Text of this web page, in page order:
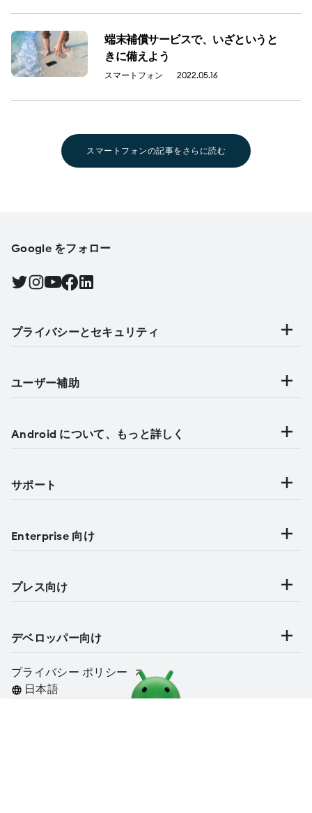
端末補償サービスで、いざというと
きに備えよう
スマートフォン 2022.05.16
スマートフォンの記事をさらに読む
Google をフォロー
Twitter で Android をフォローする, 新しいタブで開く
Instagram で Android をフォローする, 新しいタブで開く
YouTube で Android をフォローする, 新しいタブで開く
Facebook で Android をフォローする, 新しいタブで開く
Find Android on LinkedIn, 新しいタブで開く
プライバシーとセキュリティ
ユーザー補助
Android について、もっと詳しく
サポート
Enterprise 向け
プレス向け
デベロッパー向け
プライバシー ポリシー
言語